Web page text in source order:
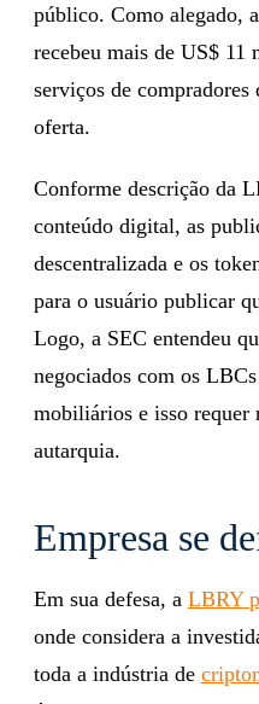
público. Como alegado,
recebeu mais de US$ 11
serviços de compradores
oferta.
Conforme descrição da
conteúdo digital, as
descentralizada e os
para o usuário publicar
Logo, a SEC entendeu
negociados com os
mobiliários e isso requer
autarquia.
Empresa se
Em sua defesa, a LBRY
onde considera a
toda a indústria de